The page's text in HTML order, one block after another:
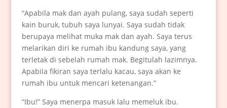
“Apabila mak dan ayah pulang, saya sudah seperti
kain buruk, tubuh saya lunyai. Saya sudah tidak
berupaya melihat muka mak dan ayah. Saya terus
melarikan diri ke rumah ibu kandung saya, yang
terletak di sebelah rumah mak. Begitulah lazimnya.
Apabila fikiran saya terlalu kacau, saya akan ke
rumah ibu untuk mencari ketenangan.”
“Ibu!” Saya menerpa masuk lalu memeluk ibu.